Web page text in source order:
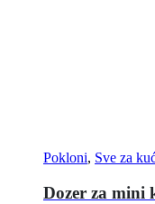
Pokloni, Sve za
Dozer za mini